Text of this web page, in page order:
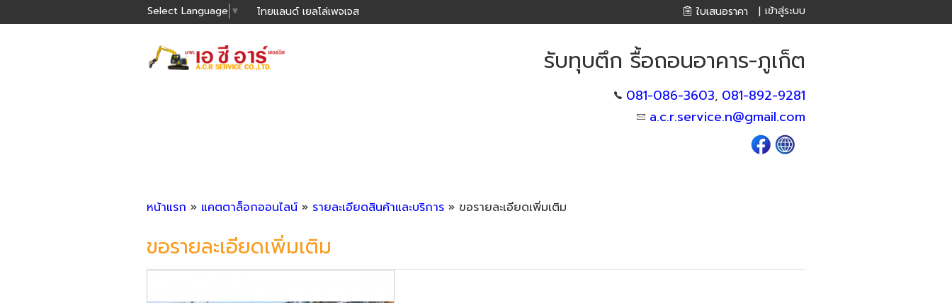
Select Language ▼ ไทยแลนด์ เยลโล่เพจเจส ใบเสนอราคา | เข้าสู่ระบบ
รับทุบตึก รื้อถอนอาคาร-ภูเก็ต
081-086-3603, 081-892-9281
a.c.r.service.n@gmail.com
หน้าแรก » แคตตาล็อกออนไลน์ » รายละเอียดสินค้าและบริการ » ขอรายละเอียดเพิ่มเติม
ขอรายละเอียดเพิ่มเติม